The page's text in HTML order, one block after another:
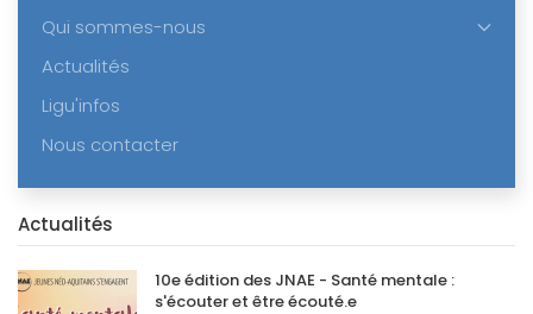
Qui sommes-nous
Actualités
Ligu'infos
Nous contacter
Actualités
10e édition des JNAE - Santé mentale :
s'écouter et être écouté.e